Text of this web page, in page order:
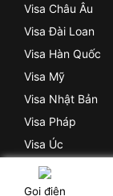
Visa Châu Âu
Visa Đài Loan
Visa Hàn Quốc
Visa Mỹ
Visa Nhật Bản
Visa Pháp
Visa Úc
Visa Ý (Italya)
Gọi điện